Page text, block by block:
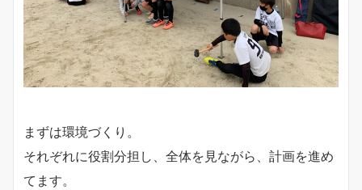
まずは環境づくり。
それぞれに役割分担し、全体を見ながら、計画を進め
てます。